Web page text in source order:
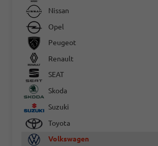
Nissan
Opel
Peugeot
Renault
SEAT
Skoda
Suzuki
Toyota
Volkswagen